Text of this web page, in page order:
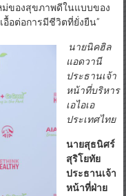
ของสุขภาพดีในแบบของ
อต่อการมีชีวิตที่ยั่งยืน”
นายนิคฮิล
แอดวานี
ประธานเจ้า
หน้าที่บริหาร
เอไอเอ
ประเทศไทย
นายสุธนิศร์
สุริโยทัย
ประธานเจ้า
หน้าที่ฝ่าย